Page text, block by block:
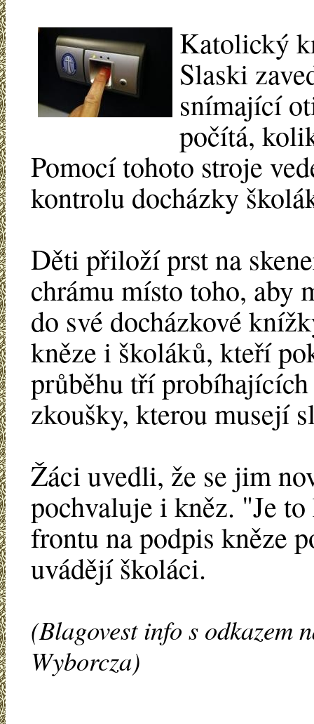
Katolický
Slaski
snímající
počítá,
Pomocí tohoto stroje
kontrolu docházky
Děti přiloží prst na
chrámu místo toho, aby
do své docházkové
kněze i školáků, kteří
průběhu tří
zkoušky, kterou musejí
Žáci uvedli, že se jim
pochvaluje i kněz. "Je
frontu na podpis kněze
uvádějí školáci.
(Blagovest info s odkazem
Wyborcza)